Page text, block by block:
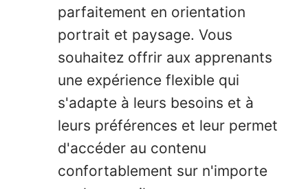
parfaitement en orientation
portrait et paysage. Vous
souhaitez offrir aux apprenants
une expérience flexible qui
s'adapte à leurs besoins et à
leurs préférences et leur permet
d'accéder au contenu
confortablement sur n'importe